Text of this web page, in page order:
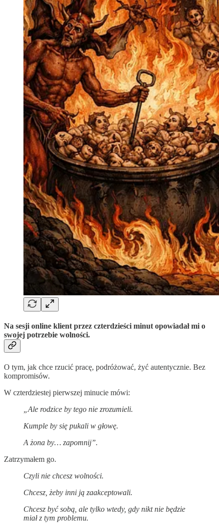
Na sesji online klient przez czterdzieści minut opowiadał mi o
swojej potrzebie wolności.
O tym, jak chce rzucić pracę, podróżować, żyć autentycznie. Bez
kompromisów.
W czterdziestej pierwszej minucie mówi:
„Ale rodzice by tego nie zrozumieli.
Kumple by się pukali w głowę.
A żona by… zapomnij”.
Zatrzymałem go.
Czyli nie chcesz wolności.
Chcesz, żeby inni ją zaakceptowali.
Chcesz być sobą, ale tylko wtedy, gdy nikt nie będzie
miał z tym problemu.